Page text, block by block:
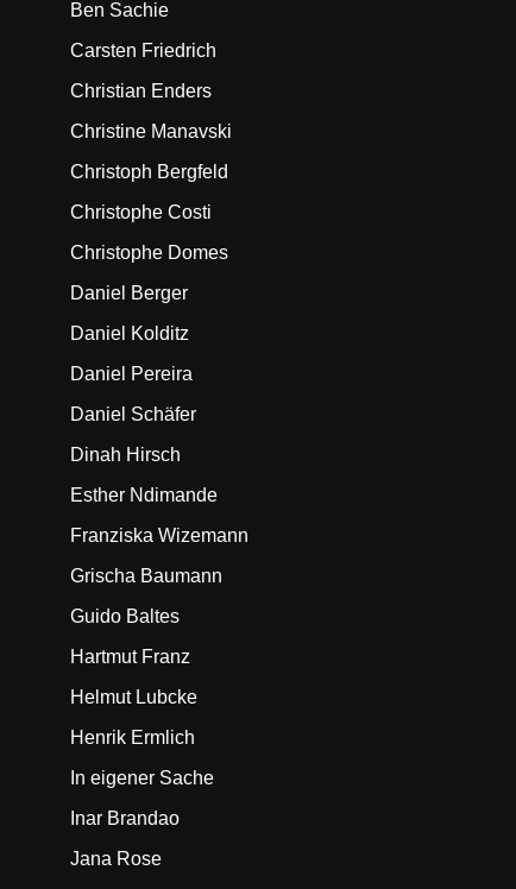
Ben Sachie
Carsten Friedrich
Christian Enders
Christine Manavski
Christoph Bergfeld
Christophe Costi
Christophe Domes
Daniel Berger
Daniel Kolditz
Daniel Pereira
Daniel Schäfer
Dinah Hirsch
Esther Ndimande
Franziska Wizemann
Grischa Baumann
Guido Baltes
Hartmut Franz
Helmut Lubcke
Henrik Ermlich
In eigener Sache
Inar Brandao
Jana Rose